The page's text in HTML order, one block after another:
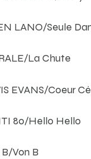
LANO/Seule
La Chute
EVANS/Coeur
80/Hello Hello
Von B